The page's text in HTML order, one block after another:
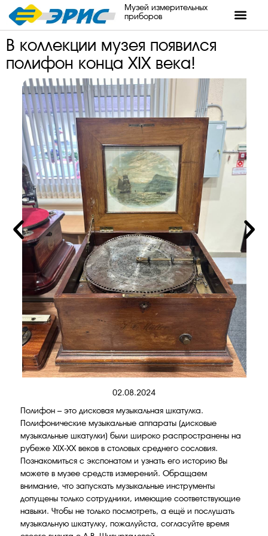
Музей измерительных
приборов
В коллекции музея появился
полифон конца ХIХ века!
02.08.2024
Полифон – это дисковая музыкальная шкатулка.
Полифонические музыкальные аппараты (дисковые
музыкальные шкатулки) были широко распространены на
рубеже XIX-XX веков в столовых среднего сословия.
Познакомиться с экспонатом и узнать его историю Вы
можете в музее средств измерений. Обращаем
внимание, что запускать музыкальные инструменты
допущены только сотрудники, имеющие соответствующие
навыки. Чтобы не только посмотреть, а ещё и послушать
музыкальную шкатулку, пожалуйста, согласуйте время